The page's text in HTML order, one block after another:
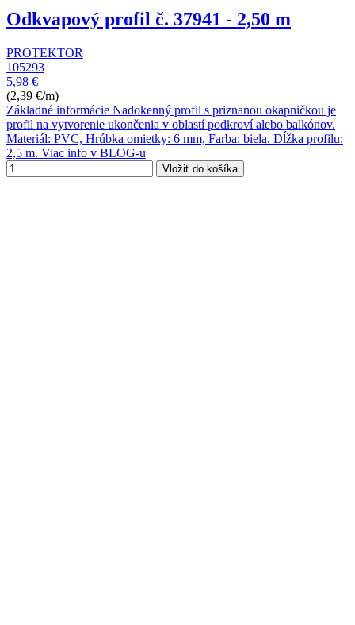
Odkvapový profil č. 37941 - 2,50 m
PROTEKTOR
105293
5,98 €
(2,39 €/m)
Základné informácie Nadokenný profil s priznanou okapničkou je
profil na vytvorenie ukončenia v oblastí podkroví alebo balkónov.
Materiál: PVC, Hrúbka omietky: 6 mm, Farba: biela. Dĺžka profilu:
2,5 m. Viac info v BLOG-u
Vložiť do košíka